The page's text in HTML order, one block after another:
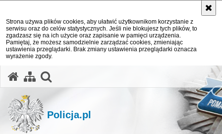
Strona używa plików cookies, aby ułatwić użytkownikom korzystanie z
serwisu oraz do celów statystycznych. Jeśli nie blokujesz tych plików, to
zgadzasz się na ich użycie oraz zapisanie w pamięci urządzenia.
Pamiętaj, że możesz samodzielnie zarządzać cookies, zmieniając
ustawienia przeglądarki. Brak zmiany ustawienia przeglądarki oznacza
wyrażenie zgody.
Policja.pl